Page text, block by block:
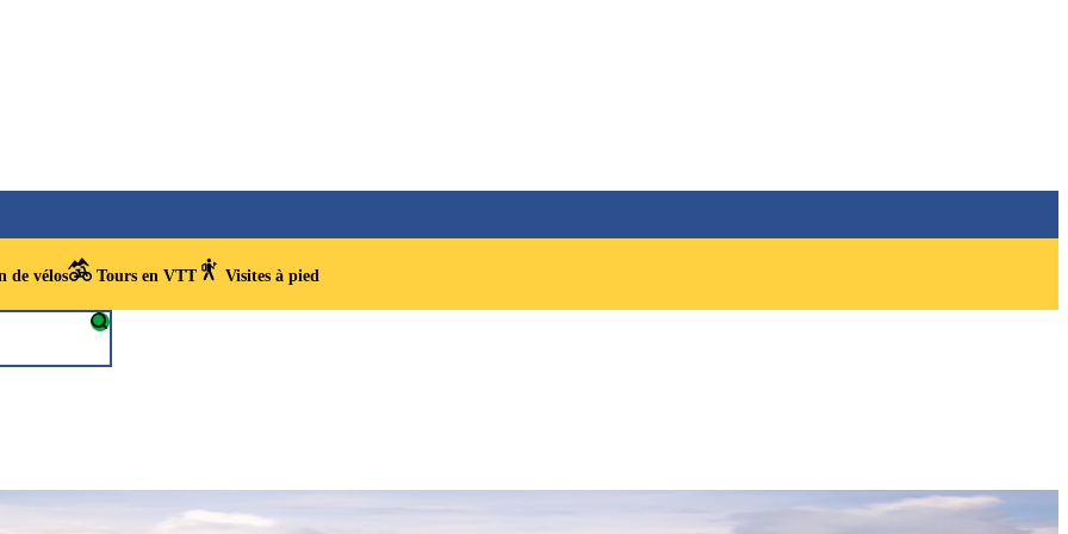
de vélos Tours en VTT Visites à pied